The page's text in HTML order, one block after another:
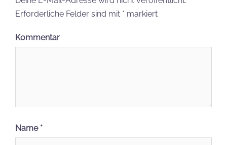
Erforderliche Felder sind mit * markiert
Kommentar
Name *